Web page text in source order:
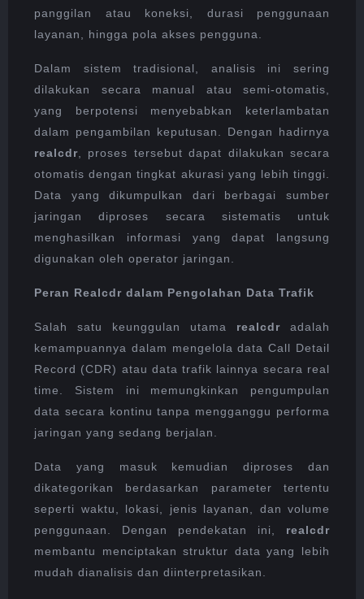
panggilan atau koneksi, durasi penggunaan
layanan, hingga pola akses pengguna.
Dalam sistem tradisional, analisis ini sering
dilakukan secara manual atau semi-otomatis,
yang berpotensi menyebabkan keterlambatan
dalam pengambilan keputusan. Dengan hadirnya
realcdr, proses tersebut dapat dilakukan secara
otomatis dengan tingkat akurasi yang lebih tinggi.
Data yang dikumpulkan dari berbagai sumber
jaringan diproses secara sistematis untuk
menghasilkan informasi yang dapat langsung
digunakan oleh operator jaringan.
Peran Realcdr dalam Pengolahan Data Trafik
Salah satu keunggulan utama realcdr adalah
kemampuannya dalam mengelola data Call Detail
Record (CDR) atau data trafik lainnya secara real
time. Sistem ini memungkinkan pengumpulan
data secara kontinu tanpa mengganggu performa
jaringan yang sedang berjalan.
Data yang masuk kemudian diproses dan
dikategorikan berdasarkan parameter tertentu
seperti waktu, lokasi, jenis layanan, dan volume
penggunaan. Dengan pendekatan ini, realcdr
membantu menciptakan struktur data yang lebih
mudah dianalisis dan diinterpretasikan.